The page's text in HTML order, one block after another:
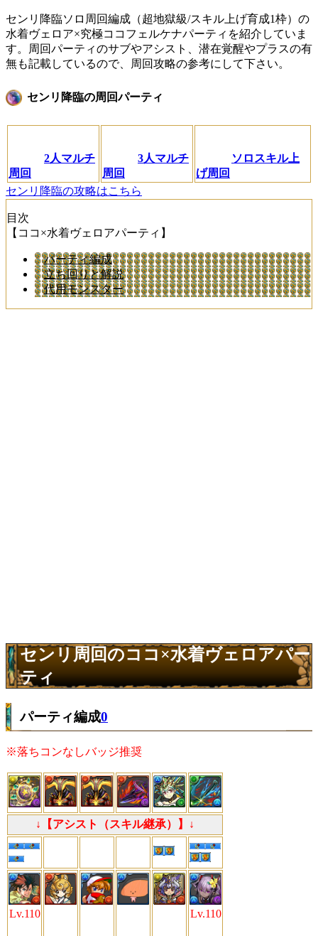
センリ降臨ソロ周回編成（超地獄級/スキル上げ育成1枠）の
水着ヴェロア×究極ココフェルケナパーティを紹介していま
す。周回パーティのサブやアシスト、潜在覚醒やプラスの有
無も記載しているので、周回攻略の参考にして下さい。
センリ降臨の周回パーティ
2人マルチ
周回
3人マルチ
周回
ソロスキル上
げ周回
センリ降臨の攻略はこちら
目次
【ココ×水着ヴェロアパーティ】
パーティ編成
立ち回りと解説
代用モンスター
センリ周回のココ×水着ヴェロアパー
ティ
パーティ編成0
※落ちコンなしバッジ推奨
↓【アシスト（スキル継承）】↓
Lv.110 Lv.110